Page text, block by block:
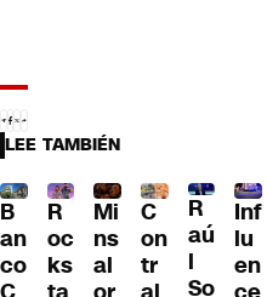
LEE TAMBIÉN
B
an
co
R
oc
ks
Mi
ns
al
C
on
tr
R
aú
l
So
Inf
lu
en